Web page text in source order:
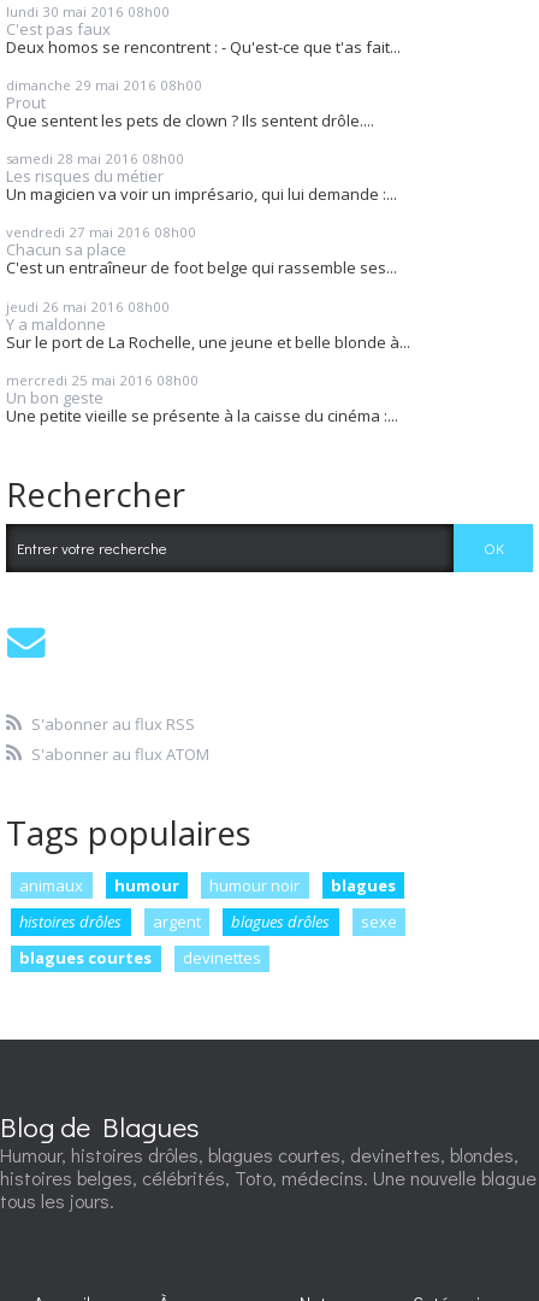
lundi 30 mai 2016 08h00
C'est pas faux
Deux homos se rencontrent : - Qu'est-ce que t'as fait...
dimanche 29 mai 2016 08h00
Prout
Que sentent les pets de clown ? Ils sentent drôle....
samedi 28 mai 2016 08h00
Les risques du métier
Un magicien va voir un imprésario, qui lui demande :...
vendredi 27 mai 2016 08h00
Chacun sa place
C'est un entraîneur de foot belge qui rassemble ses...
jeudi 26 mai 2016 08h00
Y a maldonne
Sur le port de La Rochelle, une jeune et belle blonde à...
mercredi 25 mai 2016 08h00
Un bon geste
Une petite vieille se présente à la caisse du cinéma :...
Rechercher
S'abonner au flux RSS
S'abonner au flux ATOM
Tags populaires
animaux humour humour noir
blagues
histoires drôles
argent blagues drôles
sexe
blagues courtes
devinettes
Blog de Blagues
Humour, histoires drôles, blagues courtes, devinettes, blondes,
histoires belges, célébrités, Toto, médecins. Une nouvelle blague
tous les jours.